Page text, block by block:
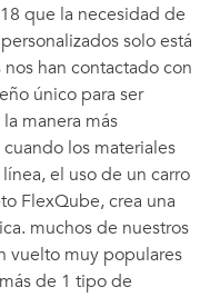
que la necesidad de
solo está
han contactado con
único para ser
manera más
los materiales
el uso de un carro
FlexQube, crea una
muchos de nuestros
vuelto muy populares
de 1 tipo de